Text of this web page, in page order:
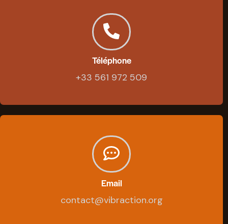
Téléphone
+33 561 972 509
Email
contact@vibraction.org